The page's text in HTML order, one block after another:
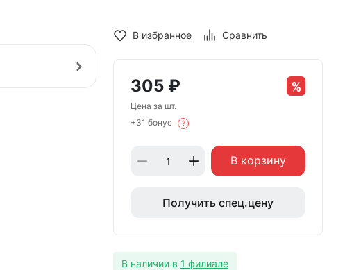
В избранное Сравнить
305 ₽
Цена за шт.
+31 бонус
?
В корзину
Получить спец.цену
В наличии в 1 филиале